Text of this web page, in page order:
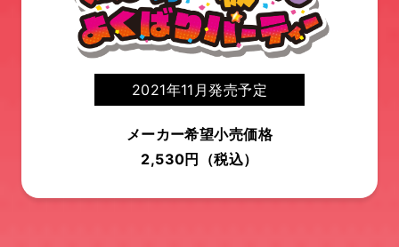
2021年11月発売予定
メーカー希望小売価格
2,530円（税込）